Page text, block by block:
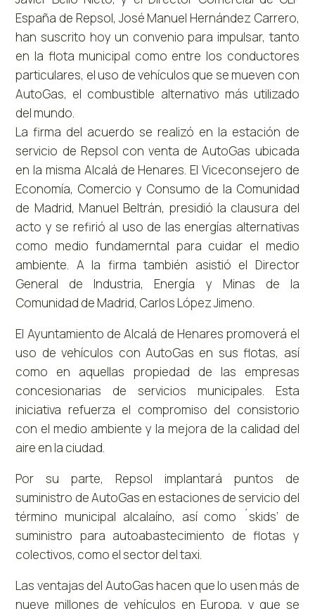
España de Repsol, José Manuel Hernández Carrero,
han suscrito hoy un convenio para impulsar, tanto
en la flota municipal como entre los conductores
particulares, el uso de vehículos que se mueven con
AutoGas, el combustible alternativo más utilizado
del mundo.
La firma del acuerdo se realizó en la estación de
servicio de Repsol con venta de AutoGas ubicada
en la misma Alcalá de Henares. El Viceconsejero de
Economía, Comercio y Consumo de la Comunidad
de Madrid, Manuel Beltrán, presidió la clausura del
acto y se refirió al uso de las energías alternativas
como medio fundamerntal para cuidar el medio
ambiente. A la firma también asistió el Director
General de Industria, Energía y Minas de la
Comunidad de Madrid, Carlos López Jimeno.
El Ayuntamiento de Alcalá de Henares promoverá el
uso de vehículos con AutoGas en sus flotas, así
como en aquellas propiedad de las empresas
concesionarias de servicios municipales. Esta
iniciativa refuerza el compromiso del consistorio
con el medio ambiente y la mejora de la calidad del
aire en la ciudad.
Por su parte, Repsol implantará puntos de
suministro de AutoGas en estaciones de servicio del
término municipal alcalaíno, así como ´skids’ de
suministro para autoabastecimiento de flotas y
colectivos, como el sector del taxi.
Las ventajas del AutoGas hacen que lo usen más de
nueve millones de vehículos en Europa, y que se